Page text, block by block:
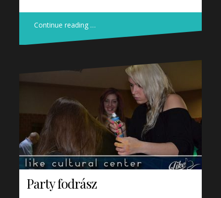
Continue reading …
Party fodrász